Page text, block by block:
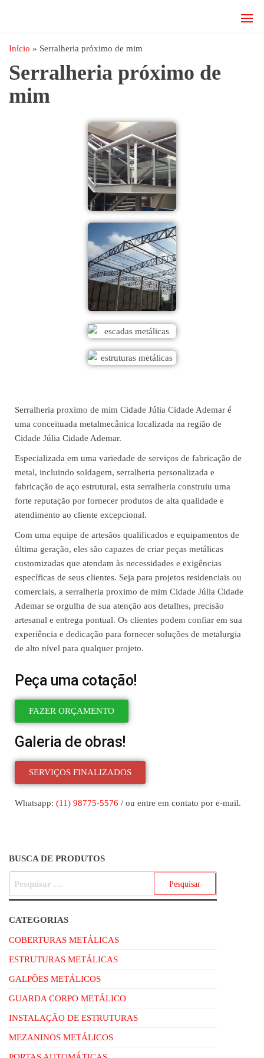
Estruturas
e
Serralheria
coberturas
mezanino
telhado
Início » Serralheria próximo de mim
Serralheria próximo de
mim
Serralheria proximo de mim Cidade Júlia Cidade Ademar é
uma conceituada metalmecânica localizada na região de
Cidade Júlia Cidade Ademar.
Especializada em uma variedade de serviços de fabricação de
metal, incluindo soldagem, serralheria personalizada e
fabricação de aço estrutural, esta serralheria construiu uma
forte reputação por fornecer produtos de alta qualidade e
atendimento ao cliente excepcional.
Com uma equipe de artesãos qualificados e equipamentos de
última geração, eles são capazes de criar peças metálicas
customizadas que atendam às necessidades e exigências
específicas de seus clientes. Seja para projetos residenciais ou
comerciais, a serralheria proximo de mim Cidade Júlia Cidade
Ademar se orgulha de sua atenção aos detalhes, precisão
artesanal e entrega pontual. Os clientes podem confiar em sua
experiência e dedicação para fornecer soluções de metalurgia
de alto nível para qualquer projeto.
Peça uma cotação!
FAZER ORÇAMENTO
Galeria de obras!
SERVIÇOS FINALIZADOS
Whatsapp: (11) 98775-5576 / ou entre em contato por e-mail.
BUSCA DE PRODUTOS
CATEGORIAS
COBERTURAS METÁLICAS
ESTRUTURAS METÁLICAS
GALPÕES METÁLICOS
GUARDA CORPO METÁLICO
INSTALAÇÃO DE ESTRUTURAS
MEZANINOS METÁLICOS